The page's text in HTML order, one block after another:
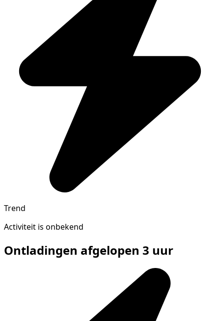
Trend
Activiteit is onbekend
Ontladingen afgelopen 3 uur